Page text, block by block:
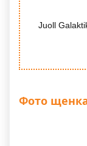
Juoll
Фото